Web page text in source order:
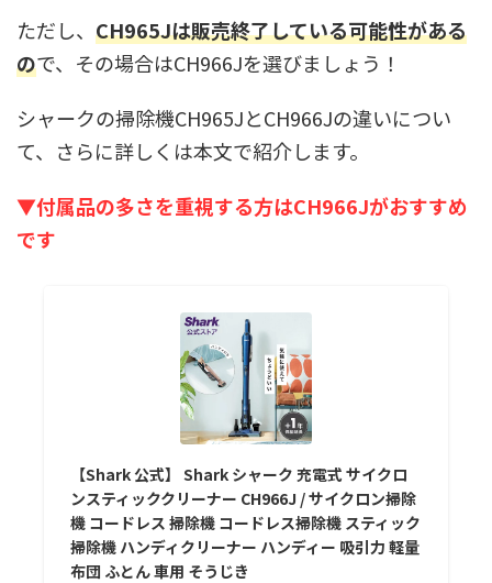
ただし、 CH965Jは販売終了している可能性がある
ので、その場合はCH966Jを選びましょう！
シャークの掃除機CH965JとCH966Jの違いについ
て、さらに詳しくは本文で紹介します。
▼付属品の多さを重視する方はCH966Jがおすすめ
です
【Shark 公式】 Shark シャーク 充電式 サイクロ
ンスティッククリーナー CH966J / サイクロン掃除
機 コードレス 掃除機 コードレス掃除機 スティック
掃除機 ハンディクリーナー ハンディー 吸引力 軽量
布団 ふとん 車用 そうじき